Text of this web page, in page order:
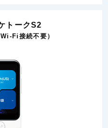
トークS2
Fi接続不要）